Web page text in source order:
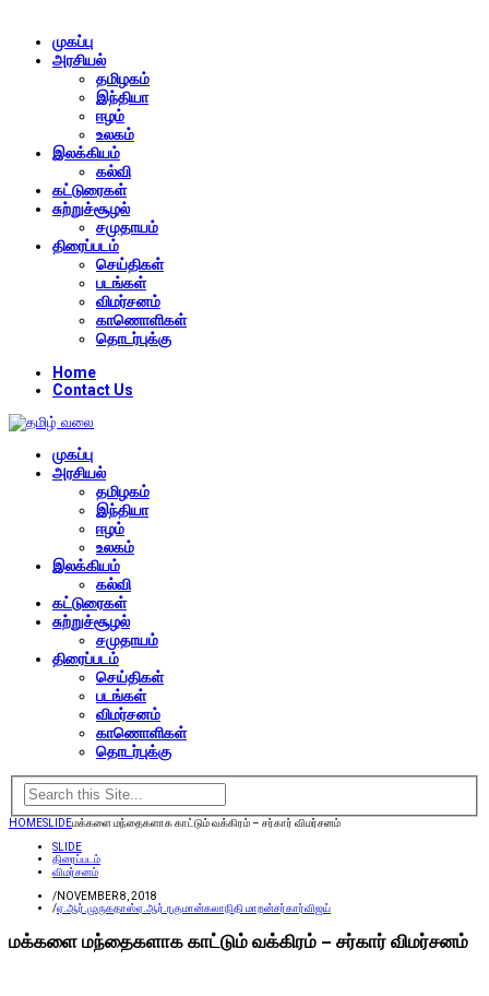
முகப்பு
அரசியல்
தமிழகம்
இந்தியா
ஈழம்
உலகம்
இலக்கியம்
கல்வி
கட்டுரைகள்
சுற்றுச்சூழல்
சமுதாயம்
திரைப்படம்
செய்திகள்
படங்கள்
விமர்சனம்
காணொளிகள்
தொடர்புக்கு
Home
Contact Us
முகப்பு
அரசியல்
தமிழகம்
இந்தியா
ஈழம்
உலகம்
இலக்கியம்
கல்வி
கட்டுரைகள்
சுற்றுச்சூழல்
சமுதாயம்
திரைப்படம்
செய்திகள்
படங்கள்
விமர்சனம்
காணொளிகள்
தொடர்புக்கு
HOMESLIDEமக்களை மந்தைகளாக காட்டும் வக்கிரம் – சர்கார் விமர்சனம்
SLIDE
திரைப்படம்
விமர்சனம்
/NOVEMBER 8, 2018
/ஏ.ஆர்.முருகதாஸ்ஏ.ஆர்.ரகுமான்கலாநிதி மாறன்சர்கார்விஜய்
மக்களை மந்தைகளாக காட்டும் வக்கிரம் – சர்கார் விமர்சனம்